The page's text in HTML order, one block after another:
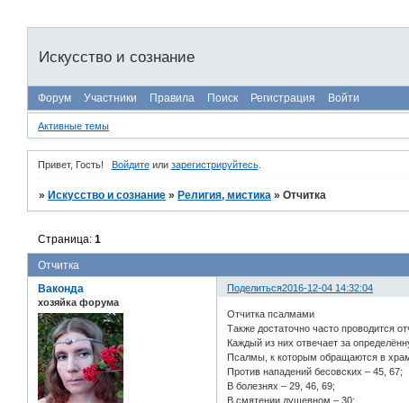
Искусство и сознание
Форум Участники Правила Поиск Регистрация Войти
Активные темы
Привет, Гость! Войдитеили зарегистрируйтесь.
» Искусство и сознание » Религия, мистика »Отчитка
Отчитка
Страница:1
Поделиться2016-12-04 14:32:04
Ваконда
хозяйка форума
Отчитка псалмами
Также достаточно часто проводится
Каждый из них отвечает за
Псалмы, к которым обращаются в
Против нападений бесовских – 45, 67;
В болезнях – 29, 46, 69;
В смятении душевном – 30;